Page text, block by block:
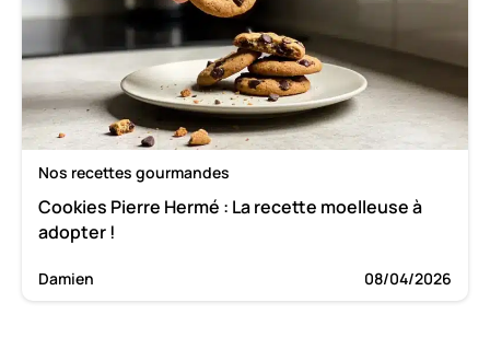
Nos recettes gourmandes
Cookies Pierre Hermé : La recette moelleuse à
adopter !
Damien 08/04/2026